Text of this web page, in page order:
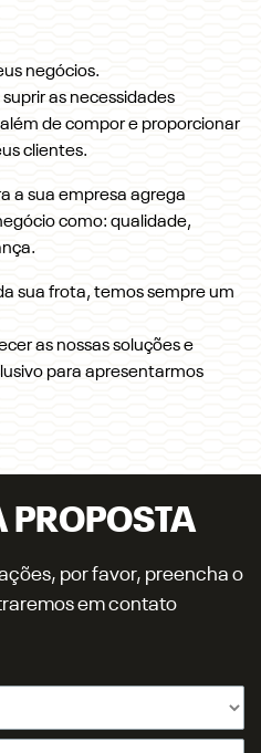
negócios.
as necessidades
de compor e proporcionar
clientes.
a sua empresa agrega
como: qualidade,
sua frota, temos sempre um
as nossas soluções e
para apresentarmos
PROPOSTA
por favor, preencha o
em contato